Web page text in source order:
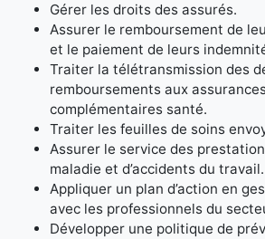
Gérer les droits des assurés.
Assurer le remboursement de
et le paiement de leurs
Traiter la télétransmission des
remboursements aux
complémentaires santé.
Traiter les feuilles de soins
Assurer le service des
maladie et d’accidents du travail.
Appliquer un plan d’action en
avec les professionnels du
Développer une politique de